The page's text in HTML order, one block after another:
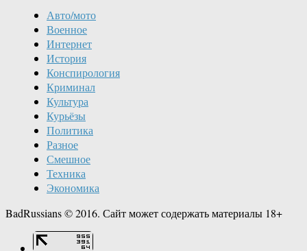
Авто/мото
Военное
Интернет
История
Конспирология
Криминал
Культура
Курьёзы
Политика
Разное
Смешное
Техника
Экономика
BadRussians © 2016. Сайт может содержать материалы 18+